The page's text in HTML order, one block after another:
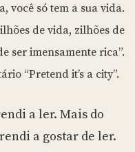
você só tem a sua vida.
de vida, zilhões de
ser imensamente rica”.
“Pretend it’s a city”.
a ler. Mais do
a gostar de ler.